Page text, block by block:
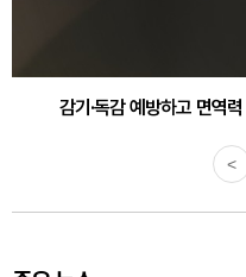
감기·독감 예방하고 면역
<